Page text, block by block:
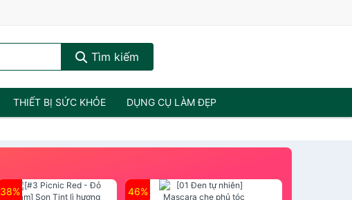
Tìm kiếm
THIẾT BỊ SỨC KHỎE DỤNG CỤ LÀM ĐẸP
38% 46%